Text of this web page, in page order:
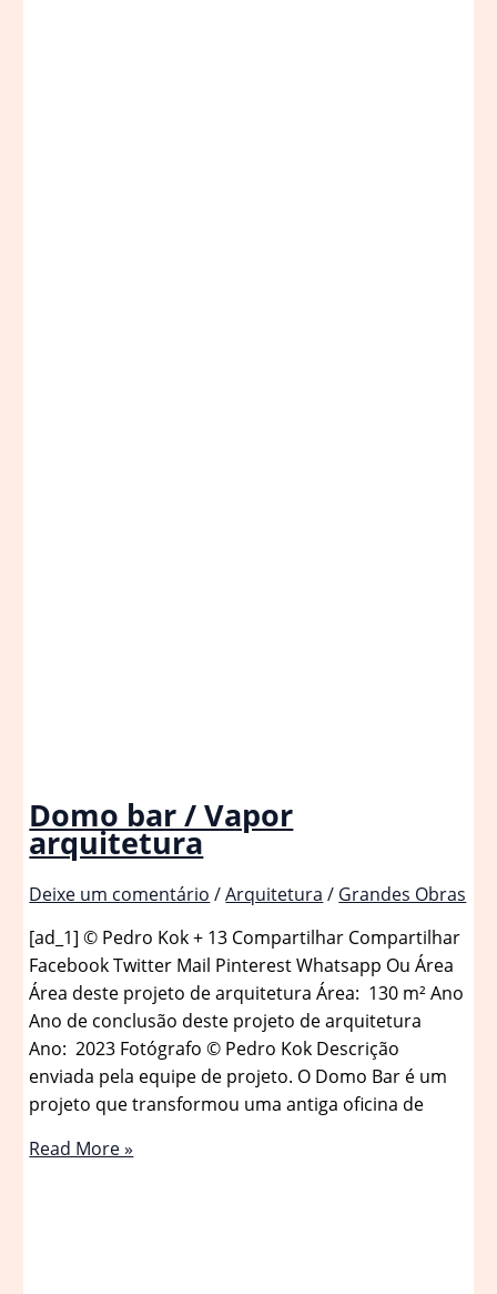
Domo bar / Vapor
arquitetura
Deixe um comentário /Arquitetura / Grandes Obras
[ad_1] © Pedro Kok + 13 Compartilhar Compartilhar
Facebook Twitter Mail Pinterest Whatsapp Ou Área
Área deste projeto de arquitetura Área: 130 m² Ano
Ano de conclusão deste projeto de arquitetura
Ano: 2023 Fotógrafo © Pedro Kok Descrição
enviada pela equipe de projeto. O Domo Bar é um
projeto que transformou uma antiga oficina de
Domo
Read More »